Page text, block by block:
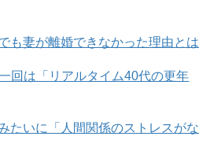
も妻が離婚できなかった理由とは
回は「リアルタイム40代の更年
たいに「人間関係のストレスがな